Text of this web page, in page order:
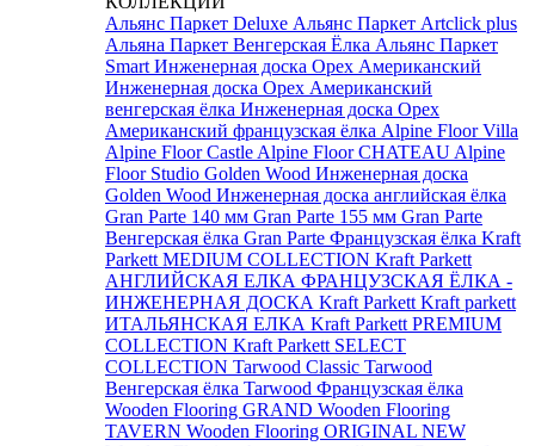
Альянс Паркет Deluxe Альянс Паркет Artclick plus
Альяна Паркет Венгерская Ёлка Альянс Паркет
Smart Инженерная доска Орех Американский
Инженерная доска Орех Американский
венгерская ёлка Инженерная доска Орех
Американский французская ёлка Alpine Floor Villa
Alpine Floor Castle Alpine Floor CHATEAU Alpine
Floor Studio Golden Wood Инженерная доска
Golden Wood Инженерная доска английская ёлка
Gran Parte 140 мм Gran Parte 155 мм Gran Parte
Венгерская ёлка Gran Parte Французская ёлка Kraft
Parkett MEDIUM COLLECTION Kraft Parkett
АНГЛИЙСКАЯ ЕЛКА ФРАНЦУЗСКАЯ ЁЛКА -
ИНЖЕНЕРНАЯ ДОСКА Kraft Parkett Kraft parkett
ИТАЛЬЯНСКАЯ ЕЛКА Kraft Parkett PREMIUM
COLLECTION Kraft Parkett SELECT
COLLECTION Tarwood Classic Tarwood
Венгерская ёлка Tarwood Французская ёлка
Wooden Flooring GRAND Wooden Flooring
TAVERN Wooden Flooring ORIGINAL NEW